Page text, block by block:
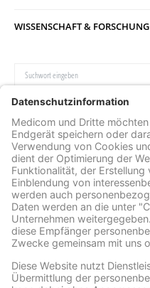
WISSENSCHAFT & FORSCHUNG
SUCHE NACH:
Archive
ARCHIVE
Facebook